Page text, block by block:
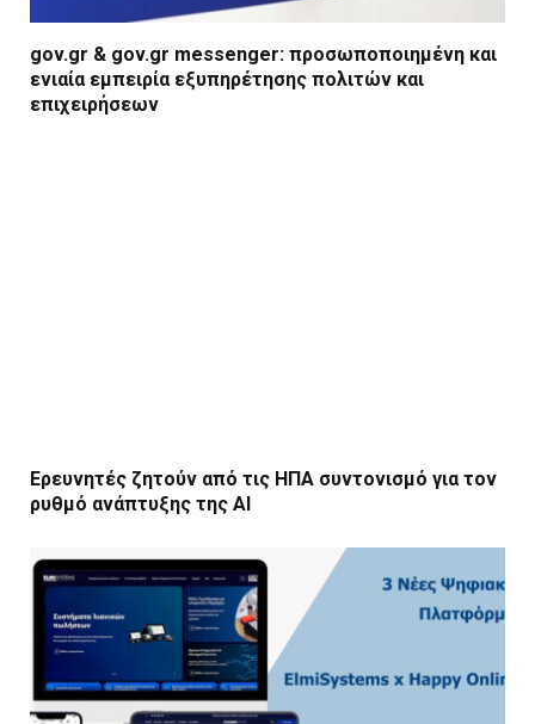
gov.gr & gov.gr messenger: προσωποποιημένη και
ενιαία εμπειρία εξυπηρέτησης πολιτών και
επιχειρήσεων
Ερευνητές ζητούν από τις ΗΠΑ συντονισμό για τον
ρυθμό ανάπτυξης της AI